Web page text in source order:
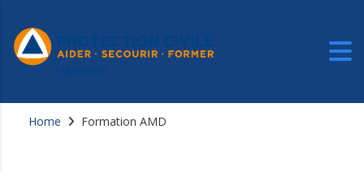
Home Formation AMD